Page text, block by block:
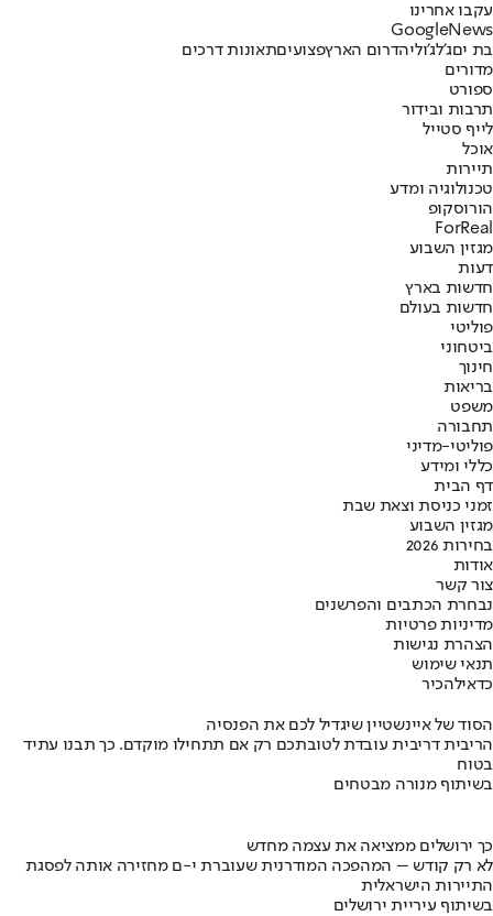
עקבו אחרינו
Googl eNews
בת יםג'לג'וליהדרום הארץפצועיםתאונות דרכים
מדורים
ספורט
תרבות ובידור
לייף סטייל
אוכל
תיירות
טכנולוגיה ומדע
הורוסקופ
ForReal
מגזין השבוע
דעות
חדשות בארץ
חדשות בעולם
פוליטי
ביטחוני
חינוך
בריאות
משפט
תחבורה
פוליטי-מדיני
כללי ומידע
דף הבית
זמני כניסת וצאת שבת
מגזין השבוע
בחירות 2026
אודות
צור קשר
נבחרת הכתבים והפרשנים
מדיניות פרטיות
הצהרת נגישות
תנאי שימוש
כדאילהכיר
הסוד של איינשטיין שיגדיל לכם את הפנסיה
הריבית דריבית עובדת לטובתכם רק אם תתחילו מוקדם. כך תבנו עתיד
בטוח
בשיתוף מנורה מבטחים
כך ירושלים ממציאה את עצמה מחדש
לא רק קודש – המהפכה המודרנית שעוברת י-ם מחזירה אותה לפסגת
התיירות הישראלית
בשיתוף עיריית ירושלים